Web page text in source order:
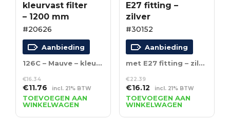
kleurvast filter
– 1200 mm
#20626
Aanbieding
126C – Mauve – kleurvast filter – 1200 mm
€16.34
Oorspronkelijke
prijs
was:
€16.34.
€11.76Huidige
prijs
is:
€11.76.
incl. 21% BTW
TOEVOEGEN AAN
WINKELWAGEN
E27 fitting –
zilver
#30152
Aanbieding
met E27 fitting – zilver
€22.39
Oorspronkelijke
prijs
was:
€22.39.
€16.12 Huidige
prijs
is:
€16.12.
incl. 21% BTW
TOEVOEGEN AAN
WINKELWAGEN